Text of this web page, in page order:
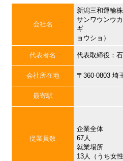
会社名
新潟三和運輸
サンワウンウ
ギ
ョウショ）
代表者名 代表取締役：
会社所在地 〒360-0803 埼
最寄駅
従業員数
企業全体
67人
就業場所
13人（うち女